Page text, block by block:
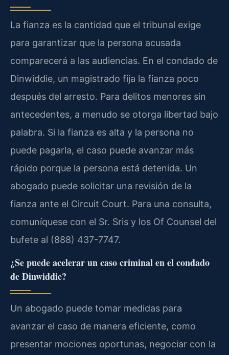
La fianza es la cantidad que el tribunal exige
para garantizar que la persona acusada
comparecerá a las audiencias. En el condado de
Dinwiddie, un magistrado fija la fianza poco
después del arresto. Para delitos menores sin
antecedentes, a menudo se otorga libertad bajo
palabra. Si la fianza es alta y la persona no
puede pagarla, el caso puede avanzar más
rápido porque la persona está detenida. Un
abogado puede solicitar una revisión de la
fianza ante el Circuit Court. Para una consulta,
comuníquese con el Sr. Sris y los Of Counsel del
bufete al (888) 437-7747.
¿Se puede acelerar un caso criminal en el condado
de Dinwiddie?
Un abogado puede tomar medidas para
avanzar el caso de manera eficiente, como
presentar mociones oportunas, negociar con la